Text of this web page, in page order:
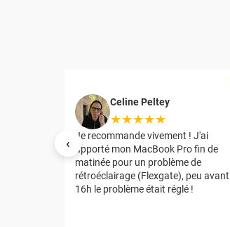
‹
Celine Peltey
★★★★★
Je recommande vivement ! J'ai
apporté mon MacBook Pro fin de
matinée pour un problème de
rétroéclairage (Flexgate), peu avant
16h le problème était réglé !